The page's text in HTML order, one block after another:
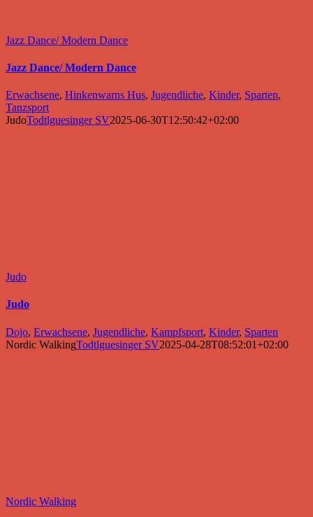
Jazz Dance/ Modern Dance
Jazz Dance/ Modern Dance
Erwachsene, Hinkenwarns Hus, Jugendliche, Kinder, Sparten,
Tanzsport
JudoTodtlguesinger SV2025-06-30T12:50:42+02:00
Judo
Judo
Dojo, Erwachsene, Jugendliche, Kampfsport, Kinder, Sparten
Nordic WalkingTodtlguesinger SV2025-04-28T08:52:01+02:00
Nordic Walking